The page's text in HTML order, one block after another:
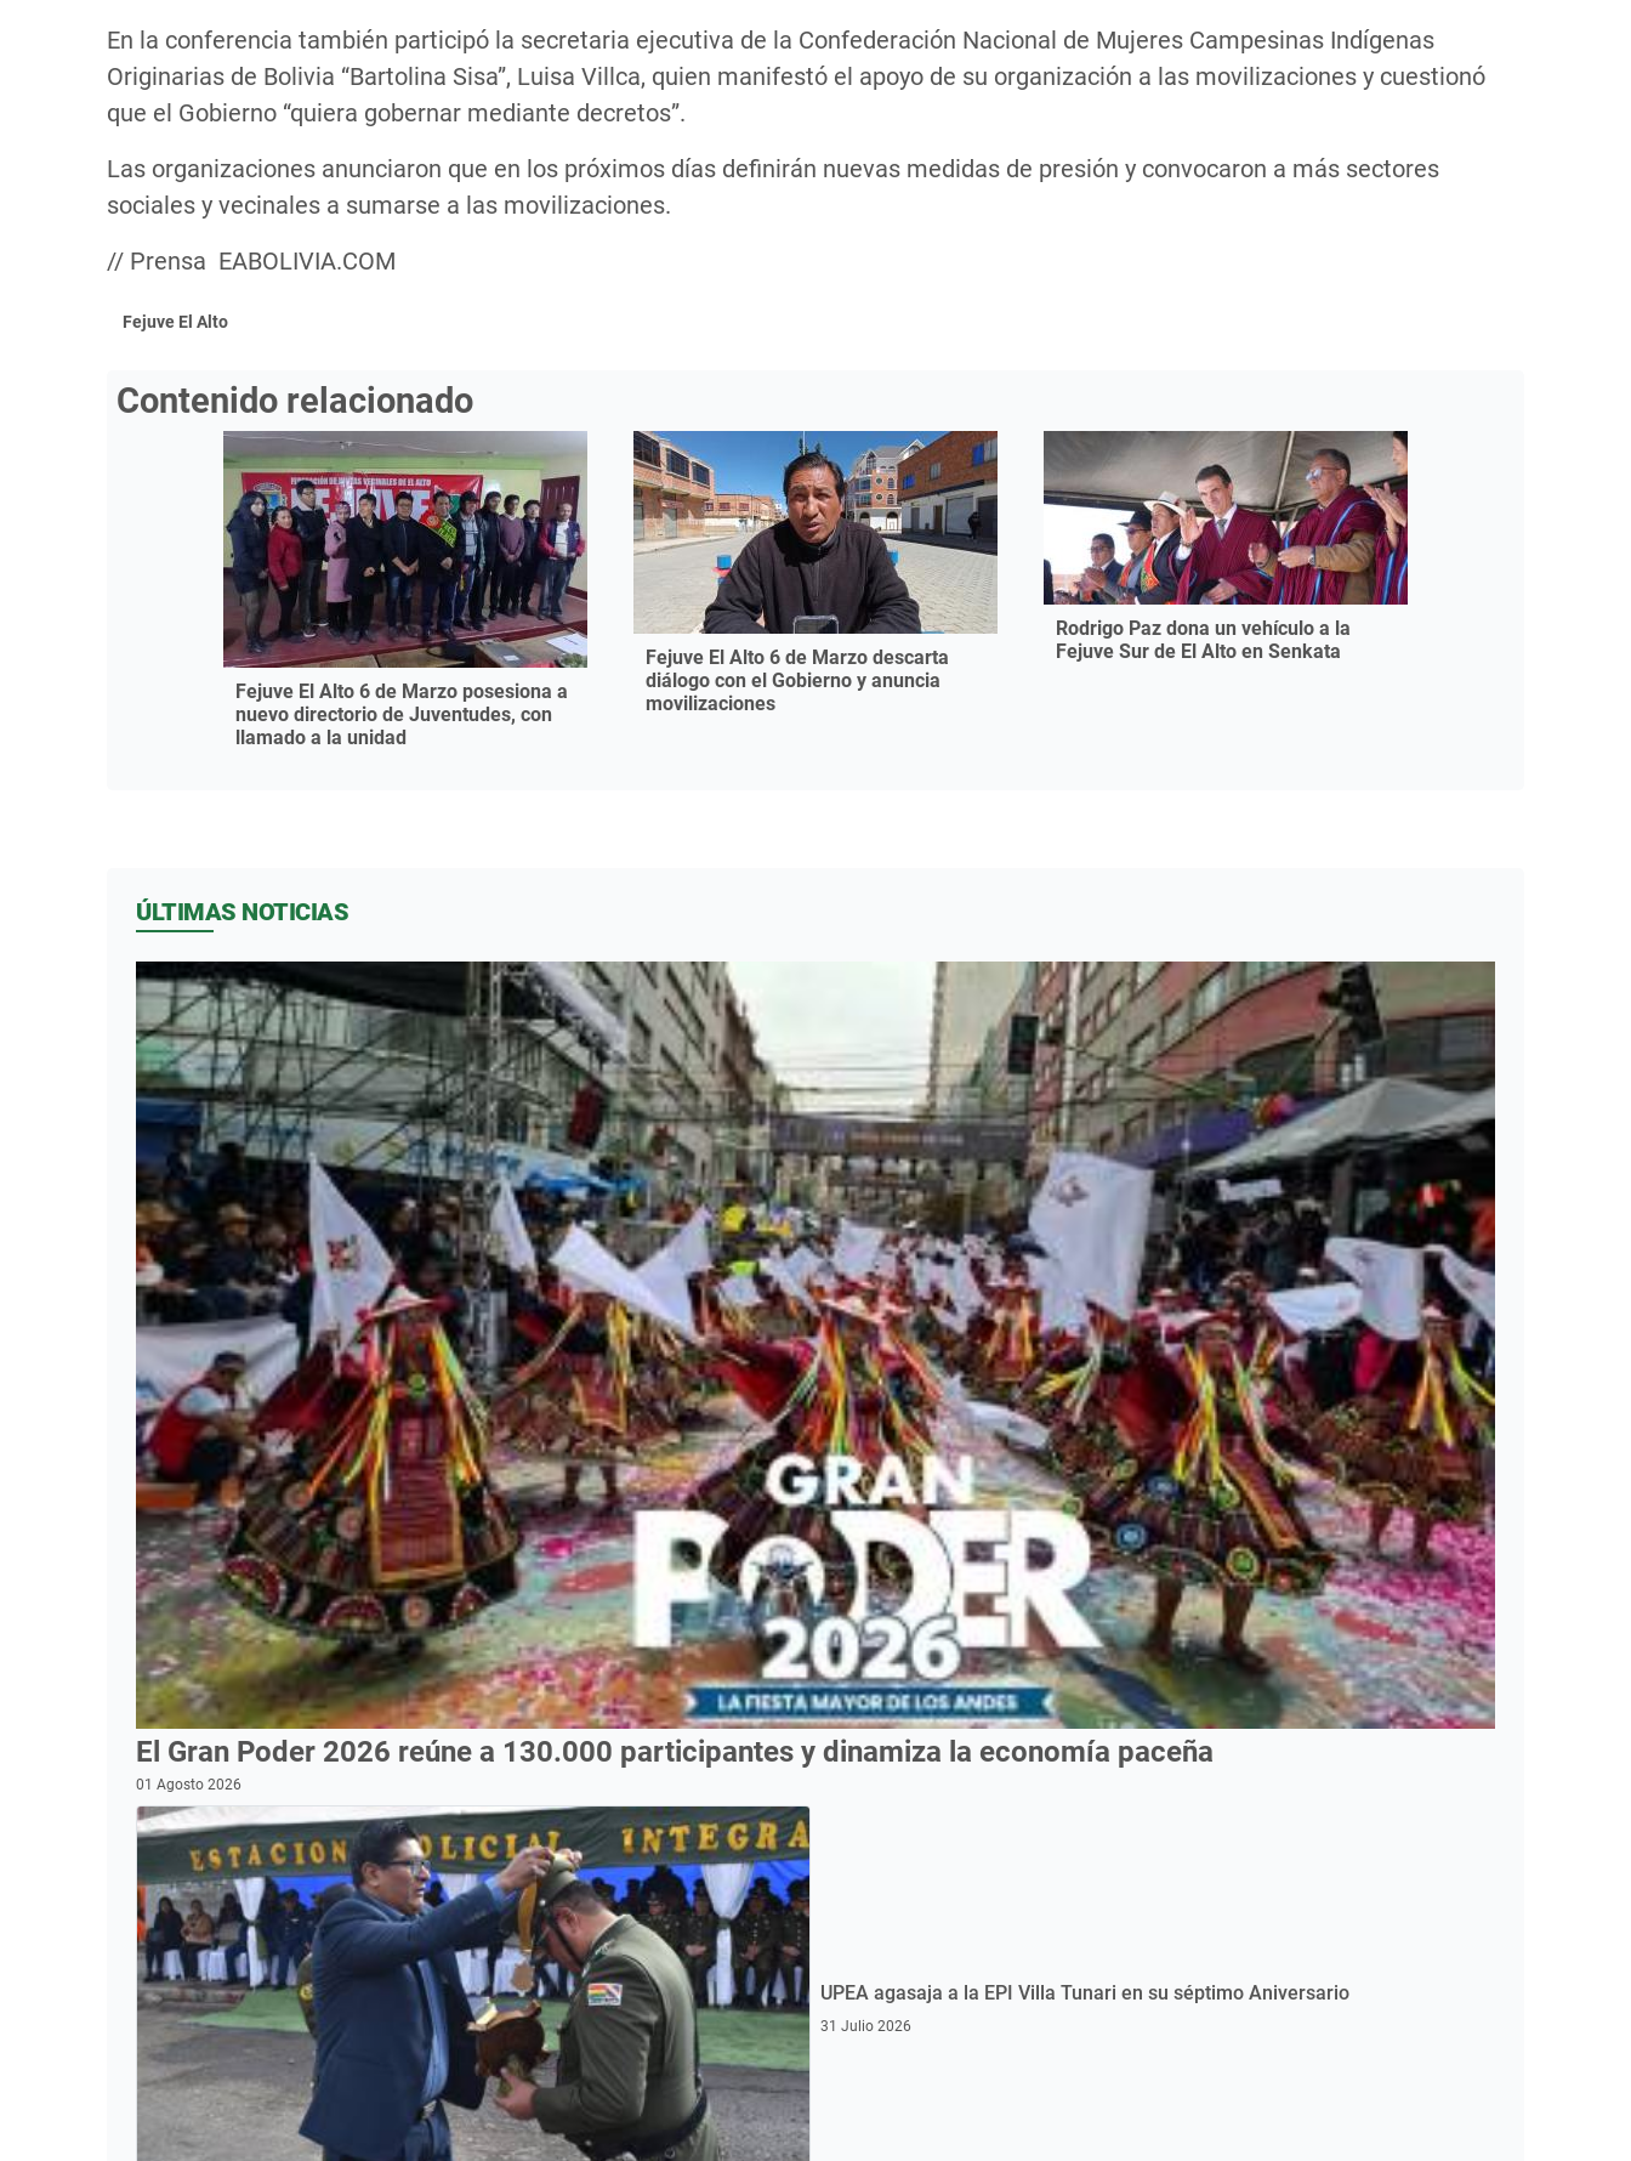
En la conferencia también participó la secretaria ejecutiva de la Confederación Nacional de Mujeres Campesinas Indígenas
Originarias de Bolivia “Bartolina Sisa”, Luisa Villca, quien manifestó el apoyo de su organización a las movilizaciones y cuestionó
que el Gobierno “quiera gobernar mediante decretos”.
Las organizaciones anunciaron que en los próximos días definirán nuevas medidas de presión y convocaron a más sectores
sociales y vecinales a sumarse a las movilizaciones.
// Prensa EABOLIVIA.COM
Fejuve El Alto
Contenido relacionado
Fejuve El Alto 6 de Marzo posesiona a
nuevo directorio de Juventudes, con
llamado a la unidad
Fejuve El Alto 6 de Marzo descarta
diálogo con el Gobierno y anuncia
movilizaciones
Rodrigo Paz dona un vehículo a la
Fejuve Sur de El Alto en Senkata
ÚLTIMAS NOTICIAS
El Gran Poder 2026 reúne a 130.000 participantes y dinamiza la economía paceña
01 Agosto 2026
UPEA agasaja a la EPI Villa Tunari en su séptimo Aniversario
31 Julio 2026